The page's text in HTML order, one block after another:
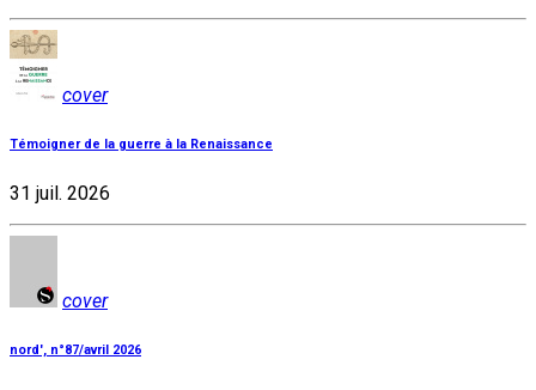
cover
Témoigner de la guerre à la Renaissance
31 juil. 2026
cover
nord', n°87/avril 2026